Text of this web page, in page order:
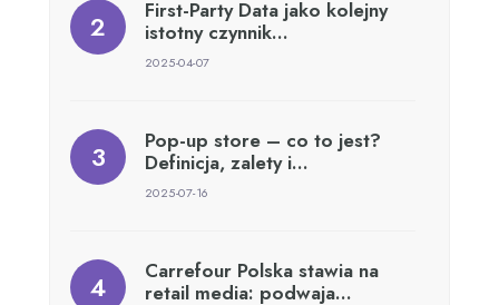
First-Party Data jako kolejny
istotny czynnik…
2025-04-07
Pop-up store – co to jest?
Definicja, zalety i…
2025-07-16
Carrefour Polska stawia na
retail media: podwaja…